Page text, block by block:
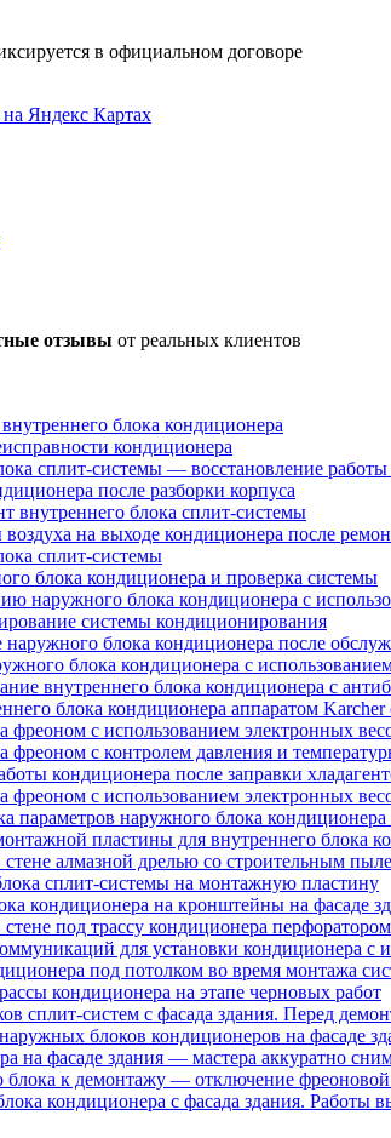
в официальном договоре
отзывы от реальных клиентов